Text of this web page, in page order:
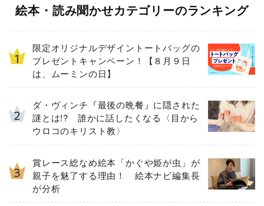
絵本・読み聞かせカテゴリーのランキング
限定オリジナルデザイントートバッグの
プレゼントキャンペーン！【８月９日
は、ムーミンの日】
ダ・ヴィンチ『最後の晩餐』に隠された
謎とは!? 誰かに話したくなる〈目から
ウロコのキリスト教〉
賞レース総なめ絵本「かぐや姫が虫」が
親子を魅了する理由！ 絵本ナビ編集長
が分析